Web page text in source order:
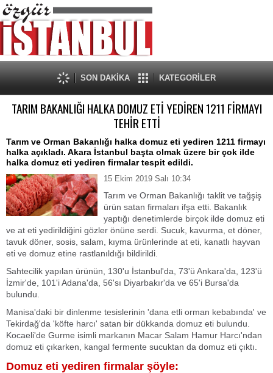
SON DAKİKA KATEGORİLER
TARIM BAKANLIĞI HALKA DOMUZ ETİ YEDİREN 1211 FİRMAYI
TEHİR ETTİ
Tarım ve Orman Bakanlığı halka domuz eti yediren 1211 firmayı
halka açıkladı. Akara İstanbul başta olmak üzere bir çok ilde
halka domuz eti yediren firmalar tespit edildi.
15 Ekim 2019 Salı 10:34
Tarım ve Orman Bakanlığı taklit ve tağşiş
ürün satan firmaları ifşa etti. Bakanlık
yaptığı denetimlerde birçok ilde domuz eti
ve at eti yedirildiğini gözler önüne serdi. Sucuk, kavurma, et döner,
tavuk döner, sosis, salam, kıyma ürünlerinde at eti, kanatlı hayvan
eti ve domuz etine rastlanıldığı bildirildi.
Sahtecilik yapılan ürünün, 130'u İstanbul'da, 73'ü Ankara'da, 123'ü
İzmir'de, 101'i Adana'da, 56'sı Diyarbakır'da ve 65'i Bursa'da
bulundu.
Manisa'daki bir dinlenme tesislerinin 'dana etli orman kebabında' ve
Tekirdağ'da 'köfte harcı' satan bir dükkanda domuz eti bulundu.
Kocaeli'de Gurme isimli markanın Macar Salam Hamur Harcı'ndan
domuz eti çıkarken, kangal fermente sucuktan da domuz eti çıktı.
Domuz eti yediren firmalar şöyle: